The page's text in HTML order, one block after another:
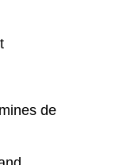
de